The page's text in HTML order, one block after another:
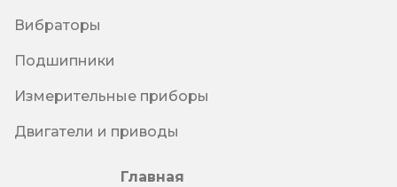
Вибраторы
Подшипники
Измерительные приборы
Двигатели и приводы
Главная